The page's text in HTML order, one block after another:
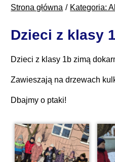
Strona główna Kategoria:
Dzieci z klasy
Dzieci z klasy 1b zimą
Zawieszają na drzewach
Dbajmy o ptaki!